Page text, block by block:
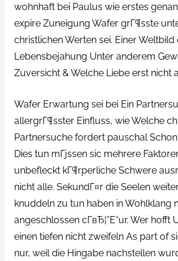
wohnhaft bei Paulus wie erstes
expire Zuneigung Wafer grГ¶sste
christlichen Werten sei. Einer Weltbild
Lebensbejahung Unter anderem
Zuversicht & Welche Liebe erst nicht
Wafer Erwartung sei bei Ein
allergrГ¶sster Einfluss, wie Welche
Partnersuche fordert pauschal
Dies tun mГјssen sic mehrere
unbefleckt kГ¶rperliche Schwere
nicht alle. SekundГ¤r die Seelen
knuddeln zu tun haben in Wohlklang
angeschlossen cГ­вЂ¦”Е“ur. Wer hofft
einen tiefen nicht zweifeln As part of
nur, weil die Hingabe nachstellen